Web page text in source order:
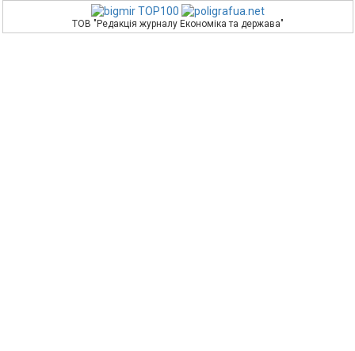
ТОВ "Редакція журналу Економіка та держава"